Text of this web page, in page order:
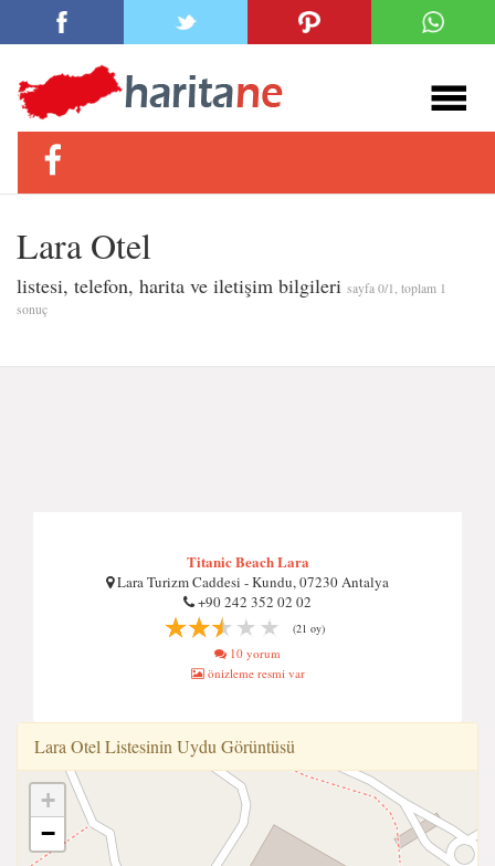
Lara Otel
listesi, telefon, harita ve iletişim bilgileri sayfa 0/1, toplam 1
sonuç
Titanic Beach Lara
Lara Turizm Caddesi - Kundu, 07230 Antalya
+90 242 352 02 02
(21 oy)
10 yorum
önizleme resmi var
Lara Otel Listesinin Uydu Görüntüsü
+
−